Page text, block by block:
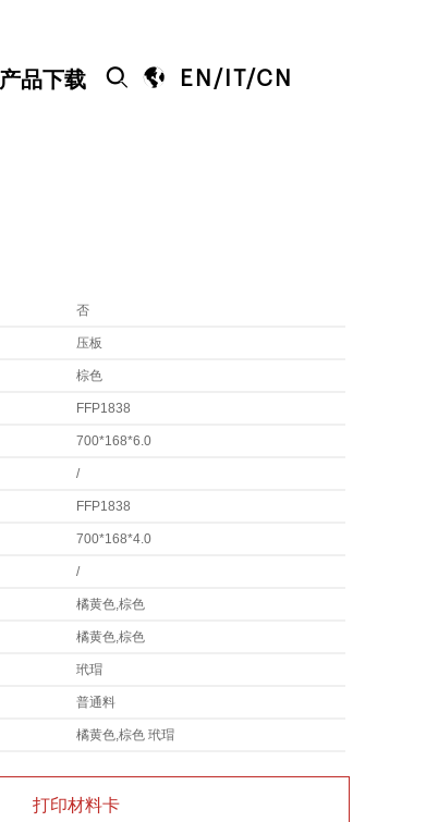
产品下载   EN / /CN
否
压板
棕色
FFP1838
700*168*6.0
/
FFP1838
700*168*4.0
/
橘黄色,棕色
橘黄色,棕色
玳瑁
普通料
橘黄色,棕色 玳瑁
打印材料卡